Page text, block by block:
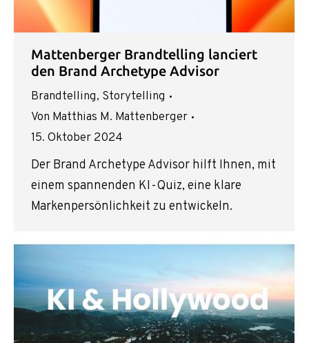
Mattenberger Brandtelling lanciert
den Brand Archetype Advisor
Brandtelling, Storytelling
Von Matthias M. Mattenberger
15. Oktober 2024
Der Brand Archetype Advisor hilft Ihnen, mit
einem spannenden KI-Quiz, eine klare
Markenpersönlichkeit zu entwickeln.